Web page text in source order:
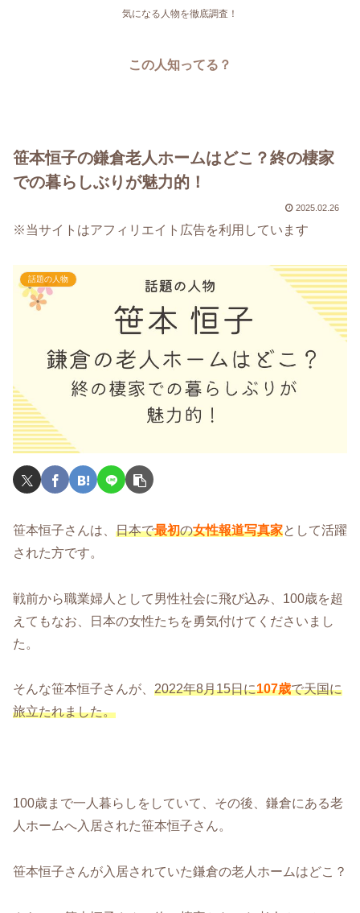
気になる人物を徹底調査！
この人知ってる？
笹本恒子の鎌倉老人ホームはどこ？終の棲家
での暮らしぶりが魅力的！
2025.02.26
※当サイトはアフィリエイト広告を利用しています
話題の人物
笹本恒子さんは、 日本で最初の女性報道写真家として活躍
された方です。
戦前から職業婦人として男性社会に飛び込み、100歳を超
えてもなお、日本の女性たちを勇気付けてくださいまし
た。
そんな笹本恒子さんが、 2022年8月15日に107歳で天国に
旅立たれました。
100歳まで一人暮らしをしていて、その後、鎌倉にある老
人ホームへ入居された笹本恒子さん。
笹本恒子さんが入居されていた鎌倉の老人ホームはどこ？